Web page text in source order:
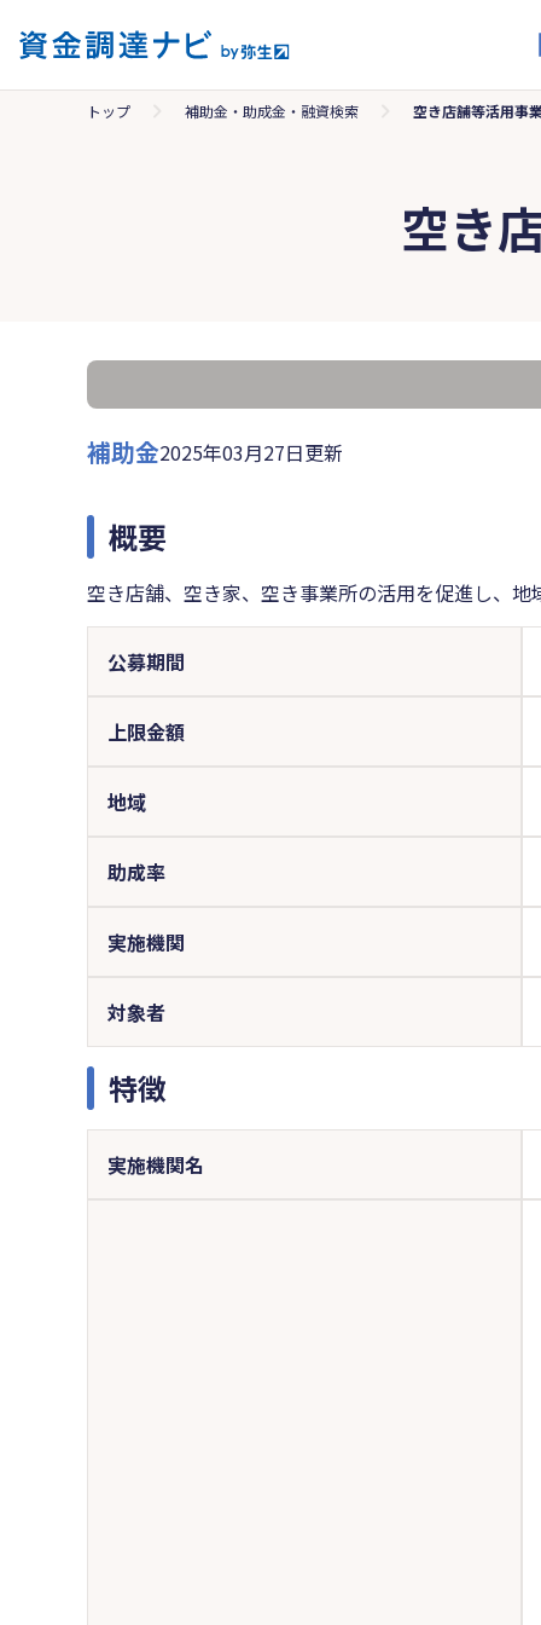
トップ 補助金・助成金・融資検索 空き店舗等活用事
空き
補助金2025年03月27日更新
概要
空き店舗、空き家、空き事業所の活用を促進し、
公募期間
上限金額
地域
助成率
実施機関
対象者
特徴
実施機関名